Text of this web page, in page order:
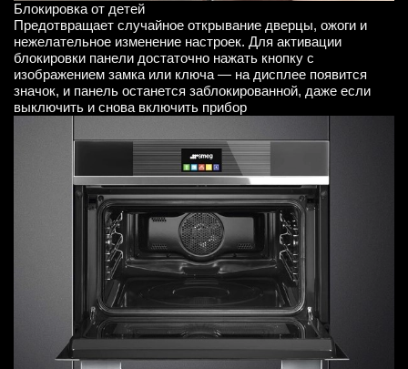
Блокировка от детей
Предотвращает случайное открывание дверцы, ожоги и
нежелательное изменение настроек. Для активации
блокировки панели достаточно нажать кнопку с
изображением замка или ключа — на дисплее появится
значок, и панель останется заблокированной, даже если
выключить и снова включить прибор